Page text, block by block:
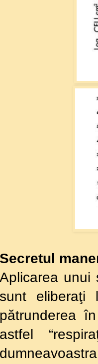
Secretul
Aplicarea unui
sunt eliberaţi
pătrunderea
astfel